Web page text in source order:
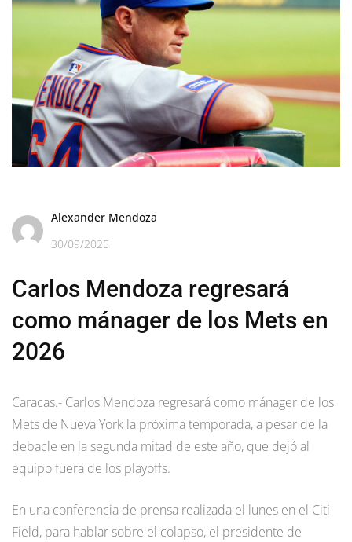
Alexander Mendoza
30/09/2025
Carlos Mendoza regresará
como mánager de los Mets en
2026
Caracas.- Carlos Mendoza regresará como mánager de los
Mets de Nueva York la próxima temporada, a pesar de la
debacle en la segunda mitad de este año, que dejó al
equipo fuera de los playoffs.
En una conferencia de prensa realizada el lunes en el Citi
Field, para hablar sobre el colapso, el presidente de